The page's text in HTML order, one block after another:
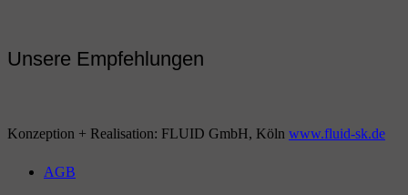
Unsere Empfehlungen
Konzeption + Realisation: FLUID GmbH, Köln www.fluid-sk.de
AGB